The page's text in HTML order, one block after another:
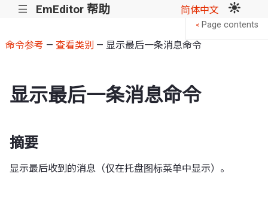
||| EmEditor 帮助 简体中文
命令参考 — 查看类别 — 显示最后一条消息命令
显示最后一条消息命令
摘要
显示最后收到的消息（仅在托盘图标菜单中显示）。
< Page contents